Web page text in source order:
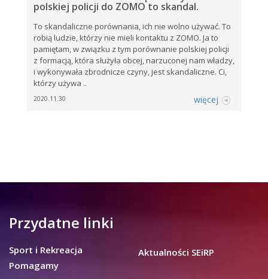
polskiej policji do ZOMO to skandal.
To skandaliczne porównania, ich nie wolno używać. To
robią ludzie, którzy nie mieli kontaktu z ZOMO. Ja to
pamiętam, w związku z tym porównanie polskiej policji
z formacją, która służyła obcej, narzuconej nam władzy,
i wykonywała zbrodnicze czyny, jest skandaliczne. Ci,
którzy używa ..
2020.11.30 więcej
Przydatne linki
Sport i Rekreacja
Pomagamy
Aktualności SEiRP